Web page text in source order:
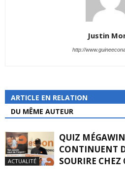
Justin
http://
ARTICLE EN RELATION
DU MÊME AUTEUR
ACTUALITÉ
QUIZ
CONTINUENT
SOURIRE CHEZ